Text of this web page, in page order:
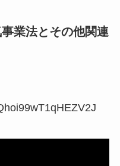
業法とその他関連